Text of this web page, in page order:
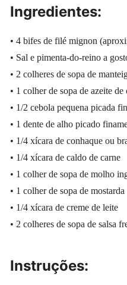
Ingredientes:
• 4 bifes de filé mignon
• Sal e pimenta-do-reino a
• 2 colheres de sopa de
• 1 colher de sopa de azeite de
• 1/2 cebola pequena picada
• 1 dente de alho picado
• 1/4 xícara de conhaque ou
• 1/4 xícara de caldo de carne
• 1 colher de sopa de molho
• 1 colher de sopa de
• 1/4 xícara de creme de leite
• 2 colheres de sopa de salsa
Instruções: